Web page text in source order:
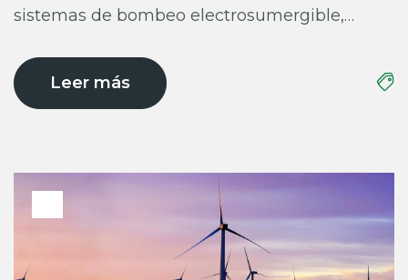
sistemas de bombeo electrosumergible,…
Leer más